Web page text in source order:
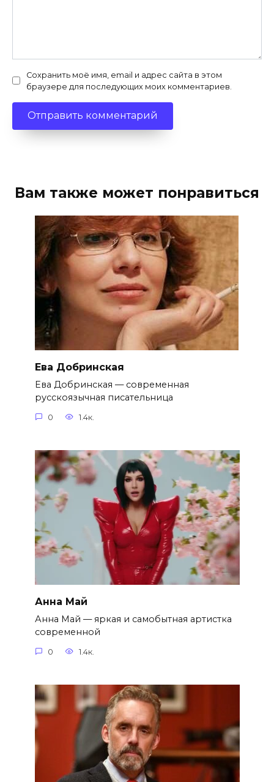
Сохранить моё имя, email и адрес сайта в этом
браузере для последующих моих комментариев.
Вам также может понравиться
Ева Добринская
Ева Добринская — современная
русскоязычная писательница
0 1.4к.
Анна Май
Анна Май — яркая и самобытная артистка
современной
0 1.4к.